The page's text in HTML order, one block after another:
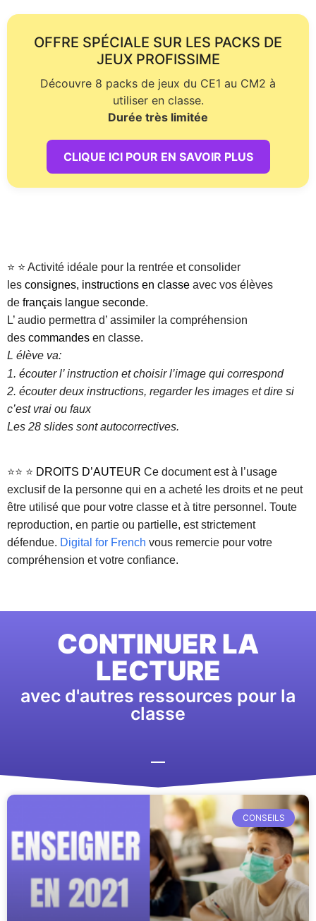
OFFRE SPÉCIALE SUR LES PACKS DE
JEUX PROFISSIME
Découvre 8 packs de jeux du CE1 au CM2 à
utiliser en classe.
Durée très limitée
CLIQUE ICI POUR EN SAVOIR PLUS
⭐ ⭐ Activité idéale pour la rentrée et consolider
les consignes, instructions en classe avec vos élèves
de français langue seconde.
L’ audio permettra d’ assimiler la compréhension
des commandes en classe.
L élève va:
1. écouter l’ instruction et choisir l’image qui correspond
2. écouter deux instructions, regarder les images et dire si
c’est vrai ou faux
Les 28 slides sont autocorrectives.
⭐⭐ ⭐ DROITS D’AUTEUR Ce document est à l’usage
exclusif de la personne qui en a acheté les droits et ne peut
être utilisé que pour votre classe et à titre personnel. Toute
reproduction, en partie ou partielle, est strictement
défendue. Digital for French vous remercie pour votre
compréhension et votre confiance.
CONTINUER LA
LECTURE
avec d'autres ressources pour la
classe
CONSEILS